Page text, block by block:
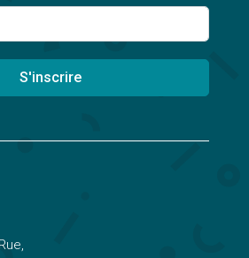
S'inscrire